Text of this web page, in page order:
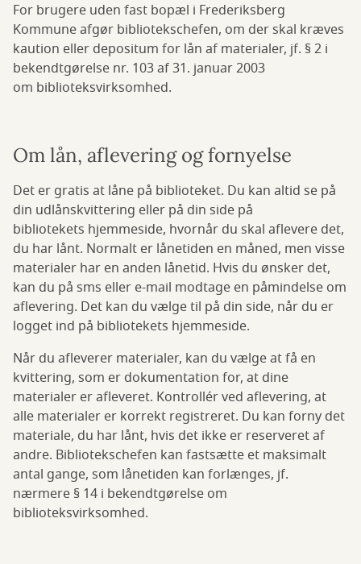
For brugere uden fast bopæl i Frederiksberg
Kommune afgør bibliotekschefen, om der skal kræves
kaution eller depositum for lån af materialer, jf. § 2 i
bekendtgørelse nr. 103 af 31. januar 2003
om biblioteksvirksomhed.
Om lån, aflevering og fornyelse
Det er gratis at låne på biblioteket. Du kan altid se på
din udlånskvittering eller på din side på
bibliotekets hjemmeside, hvornår du skal aflevere det,
du har lånt. Normalt er lånetiden en måned, men visse
materialer har en anden lånetid. Hvis du ønsker det,
kan du på sms eller e-mail modtage en påmindelse om
aflevering. Det kan du vælge til på din side, når du er
logget ind på bibliotekets hjemmeside.
Når du afleverer materialer, kan du vælge at få en
kvittering, som er dokumentation for, at dine
materialer er afleveret. Kontrollér ved aflevering, at
alle materialer er korrekt registreret. Du kan forny det
materiale, du har lånt, hvis det ikke er reserveret af
andre. Bibliotekschefen kan fastsætte et maksimalt
antal gange, som lånetiden kan forlænges, jf.
nærmere § 14 i bekendtgørelse om
biblioteksvirksomhed.